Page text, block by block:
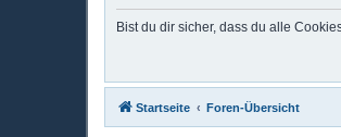
Bist du dir sicher, dass du alle
Startseite Foren-Übersicht